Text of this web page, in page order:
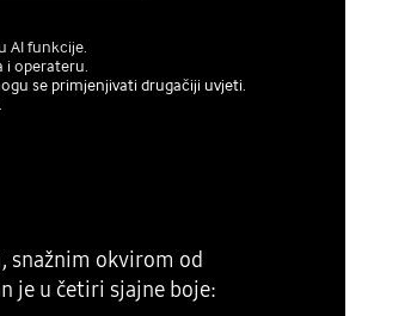
AI funkcije.
i operateru.
se primjenjivati ​​drugačiji uvjeti.
snažnim okvirom od
je u četiri sjajne boje: